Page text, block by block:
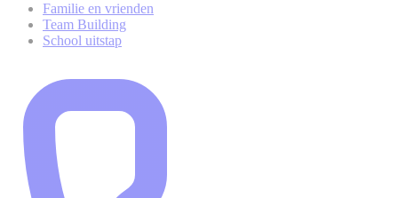
Familie en vrienden
Team Building
School uitstap